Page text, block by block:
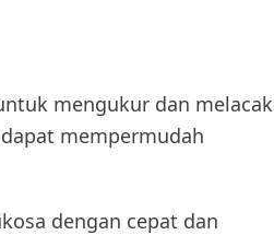
mengukur dan melacak
mempermudah
dengan cepat dan